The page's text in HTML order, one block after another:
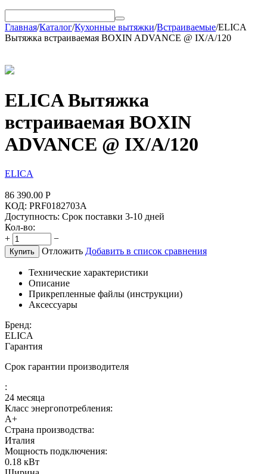
Главная/Каталог/Кухонные вытяжки/Встраиваемые/ELICA
Вытяжка встраиваемая BOXIN ADVANCE @ IX/A/120
ELICA Вытяжка
встраиваемая BOXIN
ADVANCE @ IX/A/120
ELICA
86 390.00 Р
КОД: PRF0182703A
Доступность: Срок поставки 3-10 дней
Кол-во:
+
−
Купить Отложить Добавить в список сравнения
Технические характеристики
Описание
Прикрепленные файлы (инструкции)
Аксессуары
Бренд:
ELICA
Гарантия
Срок гарантии производителя
:
24 месяца
Класс энергопотребления:
A+
Страна производства:
Италия
Мощность подключения:
0.18 кВт